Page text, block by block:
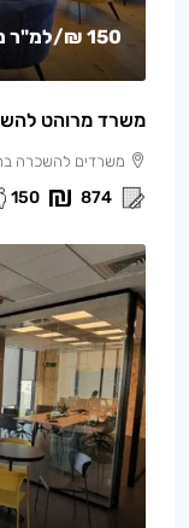
150 ₪ /למ"ר
משרד מרוהט להשכרה 874 מ”ר
משרדים להשכרה
874
150